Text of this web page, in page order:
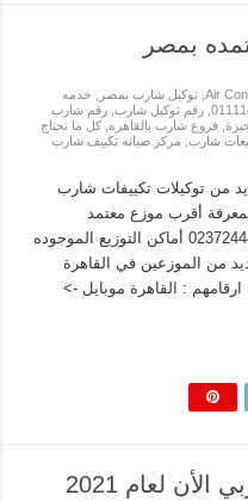
بمصر
Air
, توكيل شارب بمصر
خدمه
, رقم توكيل شارب, رقم شارب
, فروع شارب بالقاهره, كل ما تحتاج
شارب, مركز صيانه تكييف شارب
من توكيلات تكييفات شارب
أقرب موزع معتمد
لمحافظتك اتصل علي الخط الساخن 0237244420 أماكن التوزيع الموجوده
من الموزعين في القاهرة
: القاهرة موبايل ->
الحق خصومات شارب العربي الأن لعام 2021